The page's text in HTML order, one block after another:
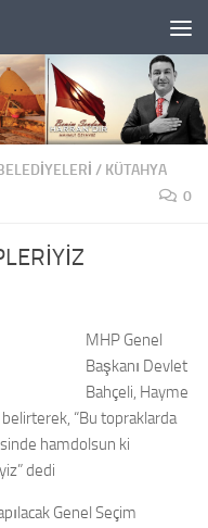
/ KÜTAHYA
0
MHP Genel
Başkanı Devlet
Bahçeli, Hayme
belirterek, “Bu topraklarda
hamdolsun ki
dedi
Genel Seçim